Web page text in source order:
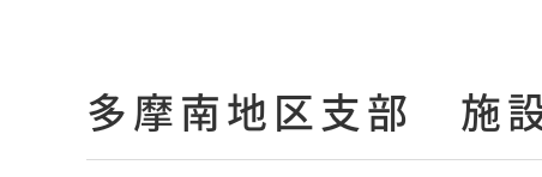
多摩南地区支部 施